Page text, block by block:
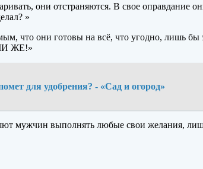
они отстраняются. В свое
»
что они готовы на всё, что угодно, лишь
ЖЕ!»
для удобрения? - «Сад и огород»
мужчин выполнять любые свои желания,